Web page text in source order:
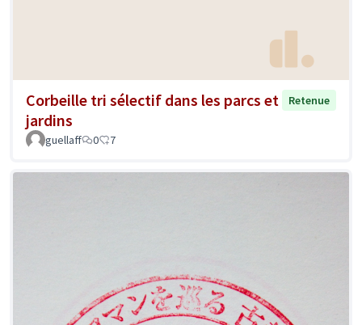
Corbeille tri sélectif dans les parcs et
jardins
Retenue
guellaff 0 7